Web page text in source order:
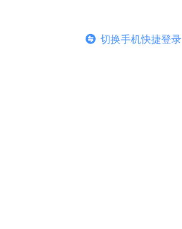
切换手机快捷登录